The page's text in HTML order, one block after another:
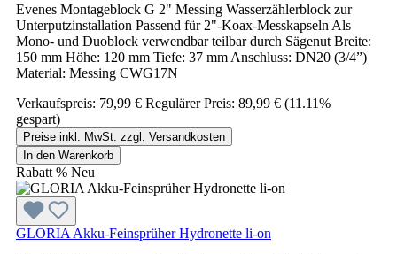
Evenes Montageblock G 2" Messing Wasserzählerblock zur
Unterputzinstallation Passend für 2"-Koax-Messkapseln Als
Mono- und Duoblock verwendbar teilbar durch Sägenut Breite:
150 mm Höhe: 120 mm Tiefe: 37 mm Anschluss: DN20 (3/4”)
Material: Messing CWG17N
Verkaufspreis: 79,99 € Regulärer Preis: 89,99 € (11.11%
gespart)
Preise inkl. MwSt. zzgl. Versandkosten
In den Warenkorb
Rabatt % Neu
GLORIA Akku-Feinsprüher Hydronette li-on